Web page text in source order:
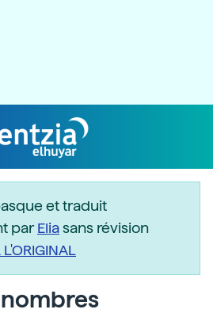
et traduit
parEliasans révision
L'ORIGINAL